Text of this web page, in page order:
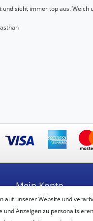
sieht immer top aus. Weich
Mein Konto
Registrieren
Login
auf unserer Website und
und Anzeigen zu